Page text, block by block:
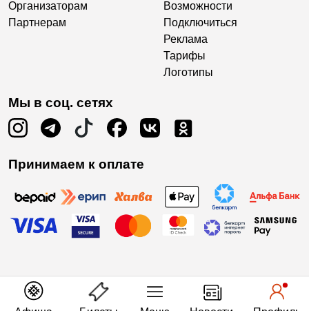
Организаторам
Партнерам
Возможности
Подключиться
Реклама
Тарифы
Логотипы
Мы в соц. сетях
Принимаем к оплате